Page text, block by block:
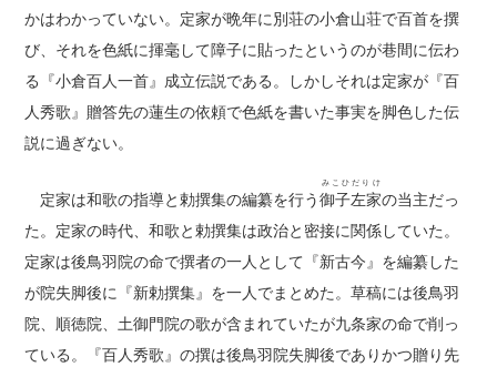
かはわかっていない。定家が晩年に別荘の小倉山荘で百首を撰
び、それを色紙に揮毫して障子に貼ったというのが巷間に伝わ
る『小倉百人一首』成立伝説である。しかしそれは定家が『百
人秀歌』贈答先の蓮生の依頼で色紙を書いた事実を脚色した伝
説に過ぎない。
定家は和歌の指導と勅撰集の編纂を行う御子左家
みこひだりけ
の当主だっ
た。定家の時代、和歌と勅撰集は政治と密接に関係していた。
定家は後鳥羽院の命で撰者の一人として『新古今』を編纂した
が院失脚後に『新勅撰集』を一人でまとめた。草稿には後鳥羽
院、順徳院、土御門院の歌が含まれていたが九条家の命で削っ
ている。『百人秀歌』の撰は後鳥羽院失脚後でありかつ贈り先